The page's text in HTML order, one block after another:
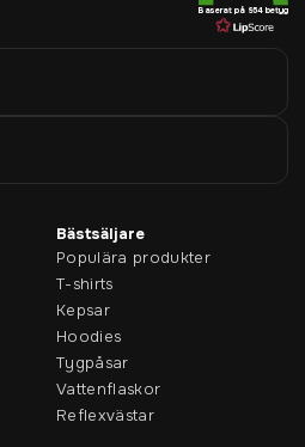
Baserat på 954 betyg
Bästsäljare
Populära produkter
T-shirts
Kepsar
Hoodies
Tygpåsar
Vattenflaskor
Reflexvästar